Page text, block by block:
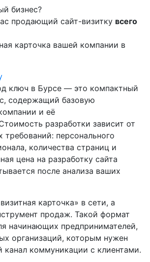
бизнес?
продающий сайт-визитку всего
карточка вашей компании в
ключ в Бурсе — это компактный
содержащий базовую
и её
разработки зависит от
требований: персонального
количества страниц и
цена на разработку сайта
после анализа ваших
карточка» в сети, а
продаж. Такой формат
начинающих предпринимателей,
организаций, которым нужен
канал коммуникации с клиентами.